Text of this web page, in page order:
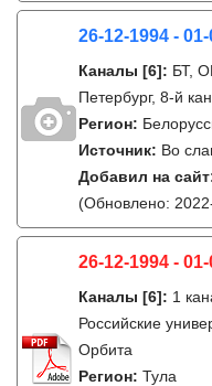
26-12-1994 -
Каналы [6]: БТ,
Петербург, 8-й
Регион:
Источник: Во
Добавил на
(Обновлено:
26-12-1994 -
Каналы [6]: 1
Российские
Орбита
Регион: Тула